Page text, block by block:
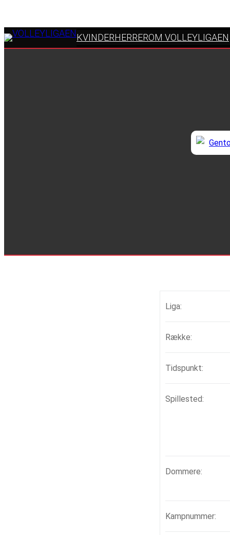
KVINDERHERREROM VOLLEYLIGAEN
Liga:
Række:
Tidspunkt:
Spillested:
Dommere:
Kampnummer: